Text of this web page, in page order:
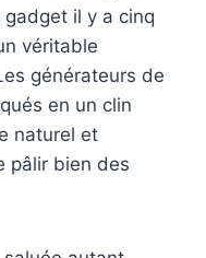
gadget il y a cinq
véritable
générateurs de
en un clin
naturel et
pâlir bien des